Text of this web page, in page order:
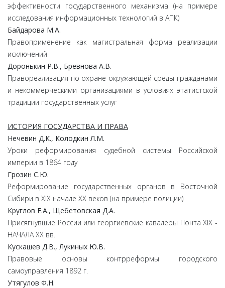
эффективности государственного механизма (на примере
исследования информационных технологий в АПК)
Байдарова М.А.
Правоприменение как магистральная форма реализации
исключений
Доронькин Р.В., Бревнова А.В.
Правореализация по охране окружающей среды гражданами
и некоммерческими организациями в условиях этатистской
традиции государственных услуг
ИСТОРИЯ ГОСУДАРСТВА И ПРАВА
Нечевин Д.К., Колодкин Л.М.
Уроки реформирования судебной системы Российской
империи в 1864 году
Грозин С.Ю.
Реформирование государственных органов в Восточной
Сибири в ХIХ начале ХХ веков (на примере полиции)
Круглов Е.А., Щебетовская Д.А.
Присягнувшие России или георгиевские кавалеры Понта XIX -
НАЧАЛА XX вв.
Кускашев Д.В., Лукиных Ю.В.
Правовые основы контрреформы городского
самоуправления 1892 г.
Утягулов Ф.Н.